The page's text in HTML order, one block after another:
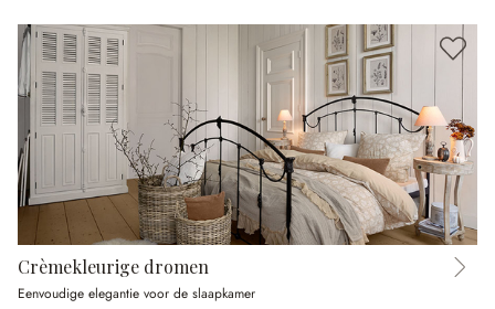
Crèmekleurige dromen
Eenvoudige elegantie voor de slaapkamer